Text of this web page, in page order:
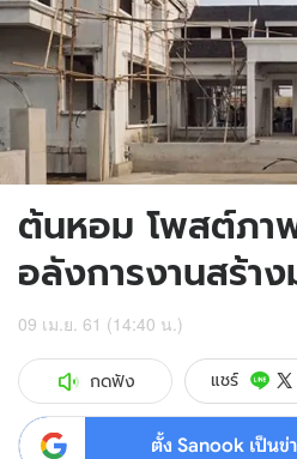
ต้นหอม โพสต์ภา
อลังการงานสร้า
09 เม.ย. 61 (14:40 น.)
กดฟัง แชร์
ตั้ง Sanook เป็นข่